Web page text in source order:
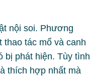
nội soi. Phương
thao tác mổ và canh
bị phát hiện. Tùy tình
thích hợp nhất mà